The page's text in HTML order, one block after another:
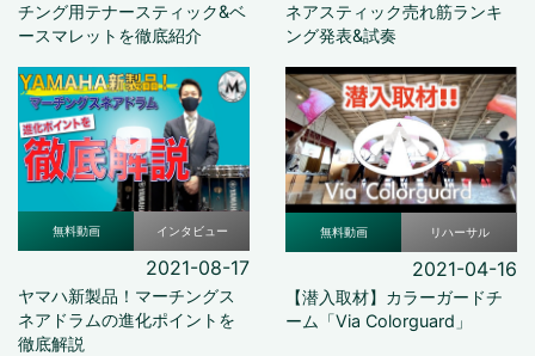
チング用テナースティック&ベ
ースマレットを徹底紹介
ネアスティック売れ筋ランキ
ング発表&試奏
無料動画 インタビュー
2021-08-17
ヤマハ新製品！マーチングス
ネアドラムの進化ポイントを
徹底解説
無料動画 リハーサル
2021-04-16
【潜入取材】カラーガードチ
ーム「Via Colorguard」